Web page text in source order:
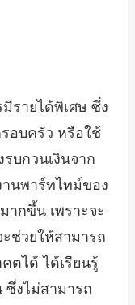
รายได้พิเศษ ซึ่ง
อบครัว หรือใช้
บกวนเงินจาก
นพาร์ทไทม์ของ
ากขึ้น เพราะจะ
ช่วยให้สามารถ
ตได้ ได้เรียนรู้
ซึ่งไม่สามารถ